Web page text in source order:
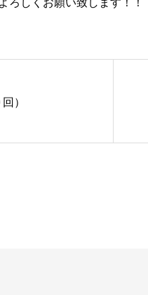
ろしくお願い致します！！
）